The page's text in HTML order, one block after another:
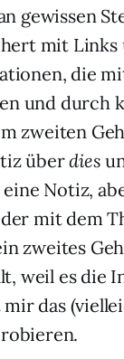
gewissen
mit
die
und durch
zweiten
überdies
Notiz,
mit dem
zweites
weil es die
das